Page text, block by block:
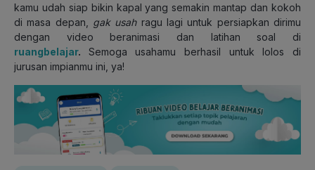
kamu udah siap bikin kapal yang semakin mantap dan kokoh
di masa depan, gak usah ragu lagi untuk persiapkan dirimu
dengan video beranimasi dan latihan soal di
ruangbelajar. Semoga usahamu berhasil untuk lolos di
jurusan impianmu ini, ya!